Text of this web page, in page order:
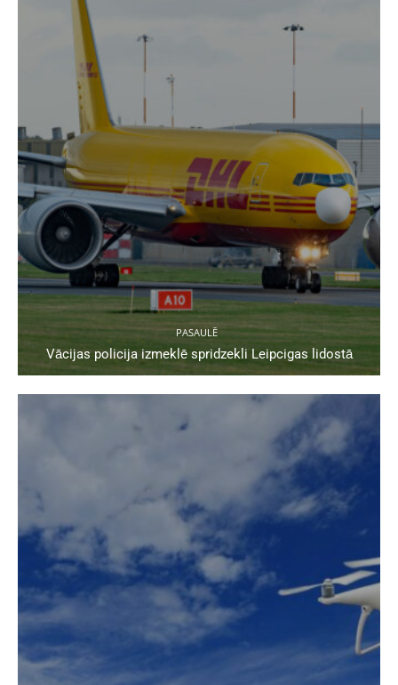
PASAULĒ
Vācijas policija izmeklē spridzekli Leipcigas lidostā